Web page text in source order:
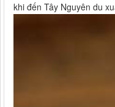
khi đến Tây Nguyên du